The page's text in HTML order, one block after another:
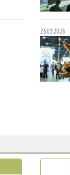
23.03.2026